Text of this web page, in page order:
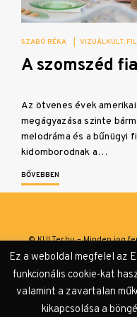
SZABÓ RÉKA VIZUÁLKULT
A szomszéd
Az ötvenes évek
megágyazása szinte
melodráma és a bűnügyi
kidomborodnak a…
BŐVEBBEN
© KULTer.hu – Minden jog
Adatvédelmi tájékoztató
Ez a weboldal megfelel az
funkcionális cookie-kat
valamint a zavartalan
kikapcsolása a